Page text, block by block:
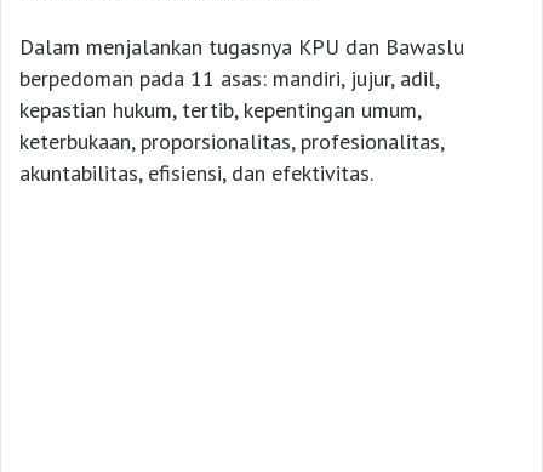
Dalam menjalankan tugasnya KPU dan Bawaslu
berpedoman pada 11 asas: mandiri, jujur, adil,
kepastian hukum, tertib, kepentingan umum,
keterbukaan, proporsionalitas, profesionalitas,
akuntabilitas, efisiensi, dan efektivitas.